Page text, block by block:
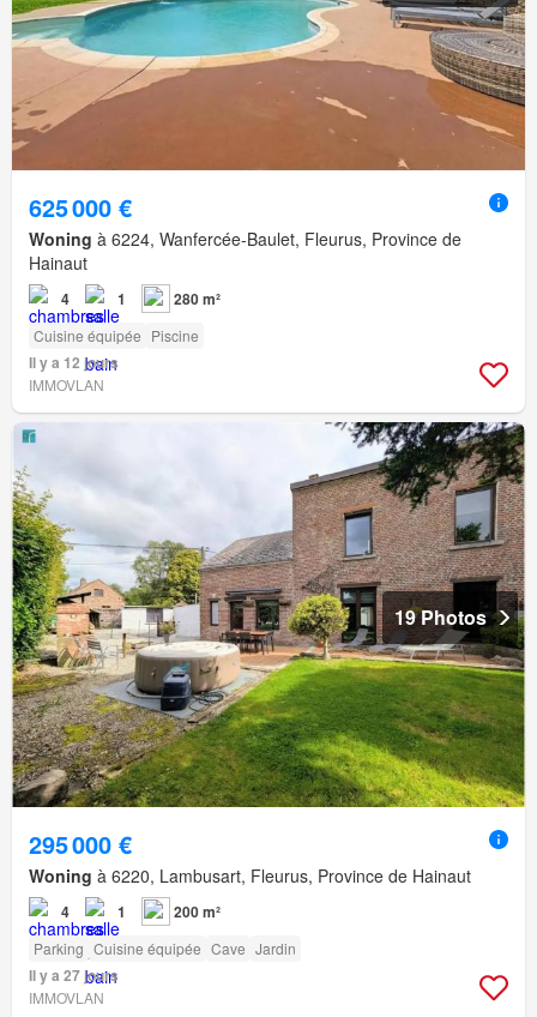
625 000 €
Woning à 6224, Wanfercée-Baulet, Fleurus, Province de
Hainaut
4 1 280 m²
Cuisine équipée Piscine
Il y a 12 jours
IMMOVLAN
19 Photos
295 000 €
Woning à 6220, Lambusart, Fleurus, Province de Hainaut
4 1 200 m²
Parking Cuisine équipée Cave Jardin
Il y a 27 jours
IMMOVLAN